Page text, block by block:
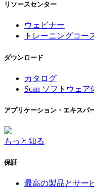
リソースセンター
ウェビナー
トレーニングコー
ダウンロード
カタログ
Scan ソフトウェア
アプリケーション・エキスパ
もっと知る
保証
最高の製品とサー